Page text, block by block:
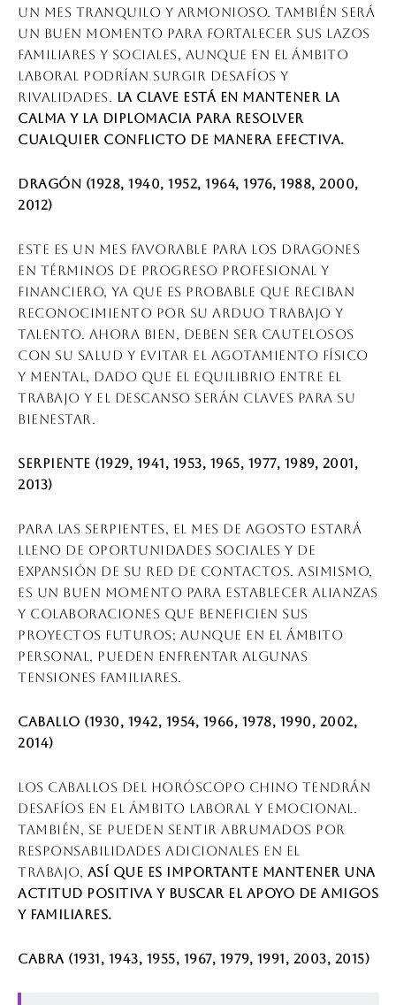
un mes tranquilo y armonioso. También será
un buen momento para fortalecer sus lazos
familiares y sociales, aunque en el ámbito
laboral podrían surgir desafíos y
rivalidades. La clave está en mantener la
calma y la diplomacia para resolver
cualquier conflicto de manera efectiva.
Dragón (1928, 1940, 1952, 1964, 1976, 1988, 2000,
2012)
Este es un mes favorable para los dragones
en términos de progreso profesional y
financiero, ya que es probable que reciban
reconocimiento por su arduo trabajo y
talento. Ahora bien, deben ser cautelosos
con su salud y evitar el agotamiento físico
y mental, dado que el equilibrio entre el
trabajo y el descanso serán claves para su
bienestar.
Serpiente (1929, 1941, 1953, 1965, 1977, 1989, 2001,
2013)
Para las serpientes, el mes de agosto estará
lleno de oportunidades sociales y de
expansión de su red de contactos. Asimismo,
es un buen momento para establecer alianzas
y colaboraciones que beneficien sus
proyectos futuros; aunque en el ámbito
personal, pueden enfrentar algunas
tensiones familiares.
Caballo (1930, 1942, 1954, 1966, 1978, 1990, 2002,
2014)
Los caballos del horóscopo chino tendrán
desafíos en el ámbito laboral y emocional.
También, se pueden sentir abrumados por
responsabilidades adicionales en el
trabajo, así que es importante mantener una
actitud positiva y buscar el apoyo de amigos
y familiares.
Cabra (1931, 1943, 1955, 1967, 1979, 1991, 2003, 2015)